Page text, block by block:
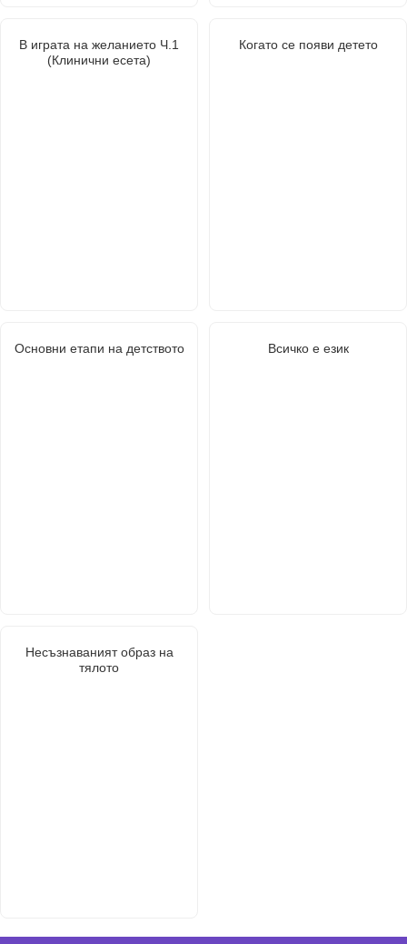
В играта на желанието Ч.1
(Клинични есета)
Когато се появи детето
Основни етапи на детството Всичко е език
Несъзнаваният образ на
тялото